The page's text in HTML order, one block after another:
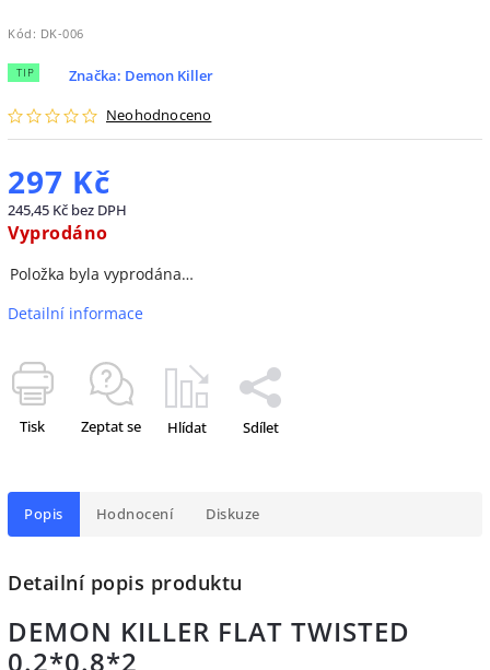
Kód: DK-006
TIP
Neohodnoceno
Značka: Demon Killer
297 Kč
245,45 Kč bez DPH
Vyprodáno
Položka byla vyprodána…
Detailní informace
Tisk Zeptat se Hlídat Sdílet
Popis Hodnocení Diskuze
Detailní popis produktu
DEMON KILLER FLAT TWISTED
0.2*0.8*2